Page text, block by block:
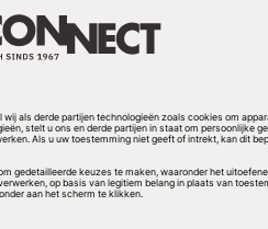
heeft inmiddels zijn
de diverse Nortel-
VS daardoor ruim
is Noord-Amerika het